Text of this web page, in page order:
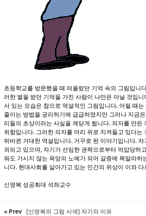
초등학교를 방문했을 때 떠올랐던 기억 속의 그림입니
러한 벌을 받던 기억을 가진 사람이 나만은 아닐 것입
서 있는 모습은 참으로 역설적인 그림입니다. 어릴 때
줄이는 방법을 궁리하기에 급급하였지만 그러나 지금은
리들의 초상이라는 사실을 깨닫게 됩니다. 의자를 만든
위함입니다. 그러한 의자를 머리 위로 치켜들고 있다는
뒤바뀐 거대한 역설입니다. 거꾸로 된 이야기입니다.
외되고 있으며, 자기가 선임한 권력으로부터 억압당하
워도 가시지 않는 욕망의 노예가 되어 갈증에 목말라하
니다. 현대사회를 살아가고 있는 인간의 위상이 이와
신영복 성공회대 석좌교수
« Prev [신영복의 그림 사색] 자기의 이유